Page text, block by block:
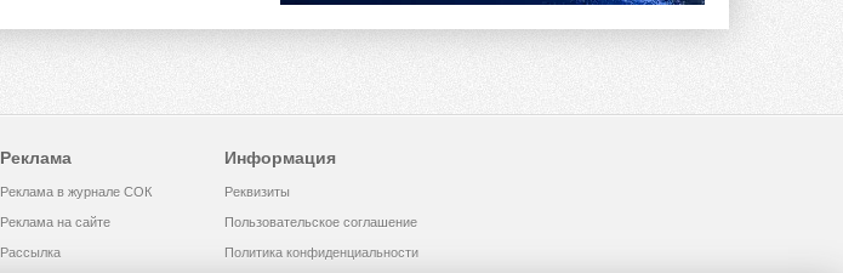
Реклама
Реклама в журнале СОК
Реклама на сайте
Рассылка
Информация
Реквизиты
Пользовательское соглашение
Политика конфиденциальности